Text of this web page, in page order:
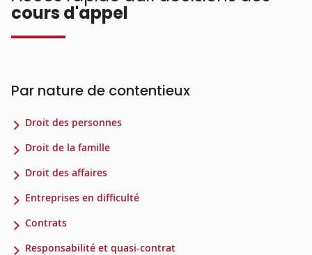
cours d'appel
Par nature de contentieux
Droit des personnes
Droit de la famille
Droit des affaires
Entreprises en difficulté
Contrats
Responsabilité et quasi-contrat